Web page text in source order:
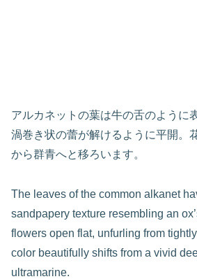
アルカネットの葉は牛の舌のように
渦巻き状の蕾が解けるように平開。
から群青へと移ろいます。
The leaves of the common alkanet
sandpapery texture resembling an
flowers open flat, unfurling from
color beautifully shifts from a vivid
ultramarine.